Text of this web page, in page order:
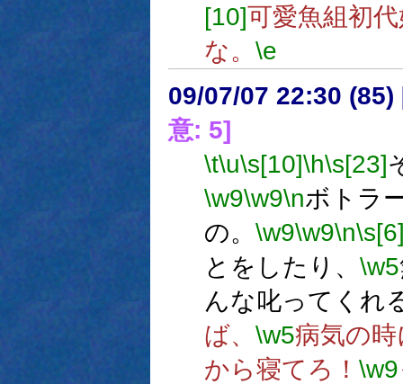
[10]可愛魚組初
な。 \e
09/07/07 22:30 (85)
意: 5]
\t\u\s[10]\h\s[23]
\w9\w9\nボトラ
の。 \w9\w9\n
とをしたり、 \w5
んな叱ってくれ
ば、 \w5病気の
から寝てろ！ \w9